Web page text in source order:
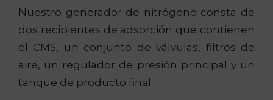
Nuestro generador de nitrógeno consta de
dos recipientes de adsorción que contienen
el CMS, un conjunto de válvulas, filtros de
aire, un regulador de presión principal y un
tanque de producto final.